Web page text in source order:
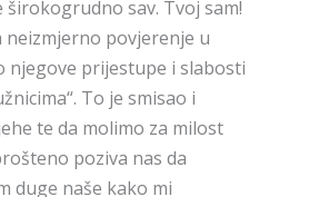
sav. Tvoj sam!
povjerenje u
njegove prijestupe i slabosti
To je smisao i
te da molimo za milost
poziva nas da
duge naše kako mi